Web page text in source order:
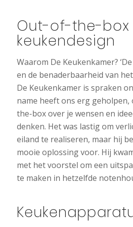
Out-of-the-box
keukendesign
Waarom De Keukenkamer?
en de benaderbaarheid van
De Keukenkamer is spraken
name heeft ons erg
the-box over je wensen en
denken. Het was lastig om
eiland te realiseren, maar hij
mooie oplossing voor. Hij
met het voorstel om een
te maken in hetzelfde